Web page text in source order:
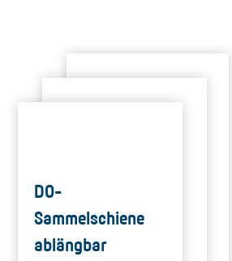
D0-
Sammelschiene
ablängbar